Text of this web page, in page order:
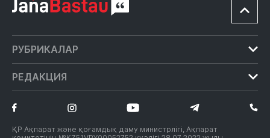
РУБРИКАЛАР
Мәдениет
Саясат
Редакция таңдауы
РЕДАКЦИЯ
Ақмола облысының прокуратурасы «Құқықтық
тәртіп әліппесі» акциясын өткізді
ҚР Ақпарат және қоғамдық даму министрлігі, Ақпарат